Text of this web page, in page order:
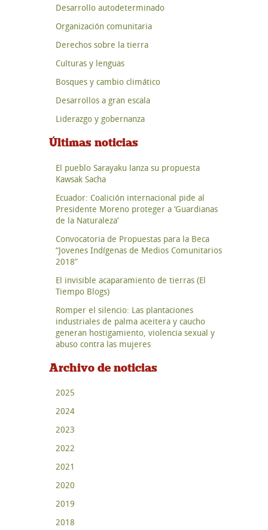
Desarrollo autodeterminado
Organización comunitaria
Derechos sobre la tierra
Culturas y lenguas
Bosques y cambio climático
Desarrollos a gran escala
Liderazgo y gobernanza
Últimas noticias
El pueblo Sarayaku lanza su propuesta
Kawsak Sacha
Ecuador: Coalición internacional pide al
Presidente Moreno proteger a ‘Guardianas
de la Naturaleza’
Convocatoria de Propuestas para la Beca
“Jovenes Indígenas de Medios Comunitarios
2018”
El invisible acaparamiento de tierras (El
Tiempo Blogs)
Romper el silencio: Las plantaciones
industriales de palma aceitera y caucho
generan hostigamiento, violencia sexual y
abuso contra las mujeres
Archivo de noticias
2025
2024
2023
2022
2021
2020
2019
2018